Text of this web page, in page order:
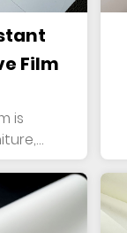
Film
is